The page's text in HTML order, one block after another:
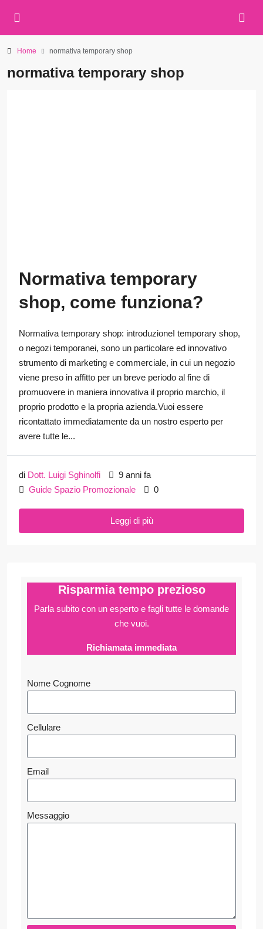
Home normativa temporary shop
normativa temporary shop
Normativa temporary
shop, come funziona?
Normativa temporary shop: introduzioneI temporary shop,
o negozi temporanei, sono un particolare ed innovativo
strumento di marketing e commerciale, in cui un negozio
viene preso in affitto per un breve periodo al fine di
promuovere in maniera innovativa il proprio marchio, il
proprio prodotto e la propria azienda.Vuoi essere
ricontattato immediatamente da un nostro esperto per
avere tutte le...
di Dott. Luigi Sghinolfi
9 anni fa
Guide Spazio Promozionale
0
Leggi di più
Risparmia tempo prezioso
Parla subito con un esperto e fagli tutte le domande
che vuoi.
Richiamata immediata
Nome Cognome
Cellulare
Email
Messaggio